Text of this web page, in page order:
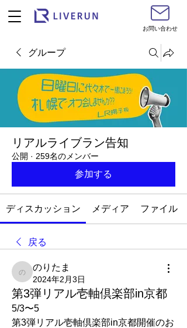
お問い合わせ
グループ
リアルライブラン告知
公開 · 259名のメンバー
参加する
ディスカッション メディア ファイル
戻る
のりたま
のりたま
2024年2月3日
第3弾リアル壱軸倶楽部in京都
5/3〜5
第3弾リアル壱軸倶楽部in京都開催のお